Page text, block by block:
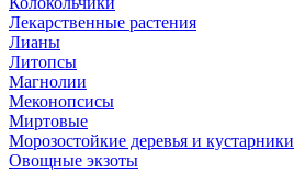
Лекарственные растения
Лианы
Литопсы
Магнолии
Меконопсисы
Миртовые
Морозостойкие деревья и кустарники
Овощные экзоты